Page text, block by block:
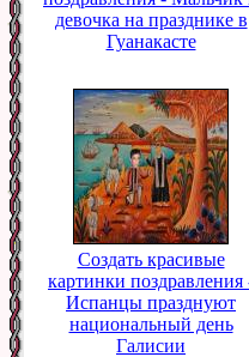
девочка на празднике в
Гуанакасте
Создать красивые
картинки поздравления
Испанцы празднуют
национальный день
Галисии